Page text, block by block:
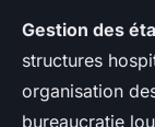
Gestion des
structures
organisation
bureaucratie